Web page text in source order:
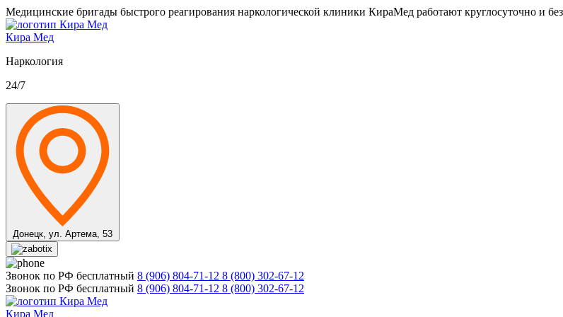
Медицинские бригады быстрого реагирования наркологической клиники КираМед работают круглосуточно и
Кира Мед
Наркология
24/7
Донецк, ул. Артема, 53
Звонок по РФ бесплатный 8 (906) 804-71-12 8 (800) 302-67-12
Звонок по РФ бесплатный 8 (906) 804-71-12 8 (800) 302-67-12
Кира Мед